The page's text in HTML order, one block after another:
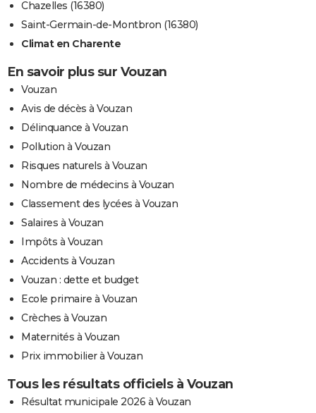
Chazelles (16380)
Saint-Germain-de-Montbron (16380)
Climat en Charente
En savoir plus sur Vouzan
Vouzan
Avis de décès à Vouzan
Délinquance à Vouzan
Pollution à Vouzan
Risques naturels à Vouzan
Nombre de médecins à Vouzan
Classement des lycées à Vouzan
Salaires à Vouzan
Impôts à Vouzan
Accidents à Vouzan
Vouzan : dette et budget
Ecole primaire à Vouzan
Crèches à Vouzan
Maternités à Vouzan
Prix immobilier à Vouzan
Tous les résultats officiels à Vouzan
Résultat municipale 2026 à Vouzan